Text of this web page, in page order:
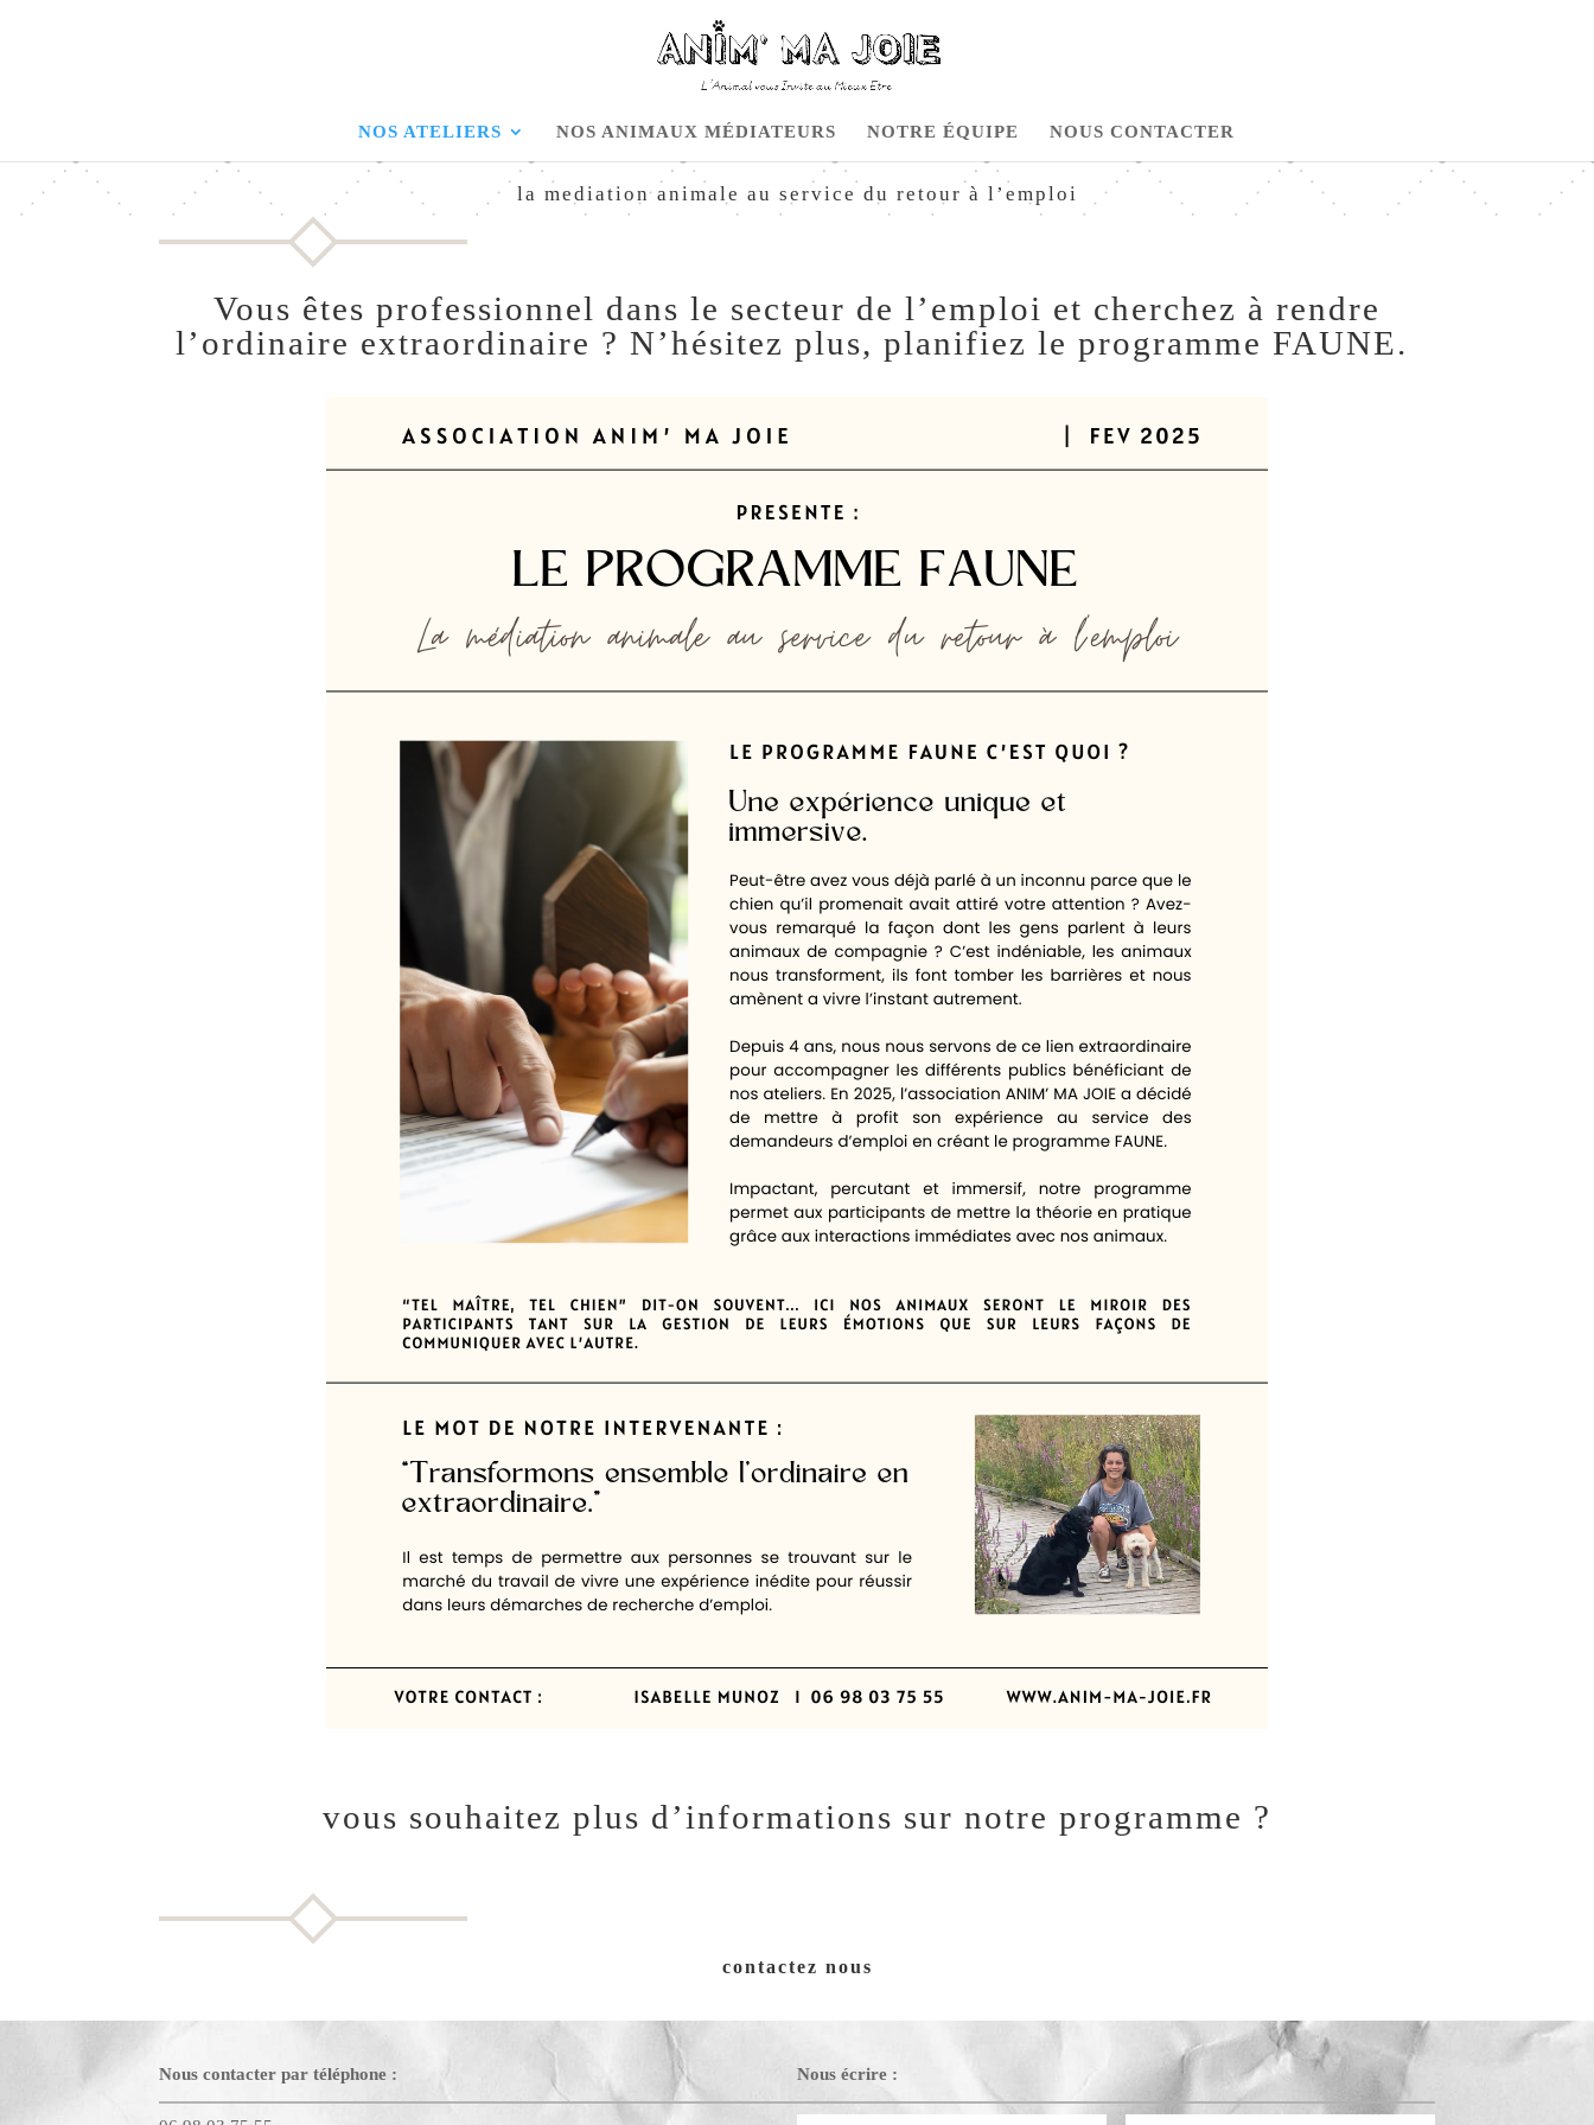
NOS ATELIERS NOS ANIMAUX MÉDIATEURS NOTRE ÉQUIPE NOUS CONTACTER
la mediation animale au service du retour à l’emploi
Vous êtes professionnel dans le secteur de l’emploi et cherchez à rendre
l’ordinaire extraordinaire ? N’hésitez plus, planifiez le programme FAUNE.
vous souhaitez plus d’informations sur notre programme ?
contactez nous
Nous contacter par téléphone : Nous écrire :